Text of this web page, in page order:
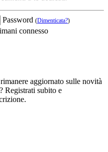
Password (Dimenticata?)
connesso
aggiornato sulle novità
Registrati subito e